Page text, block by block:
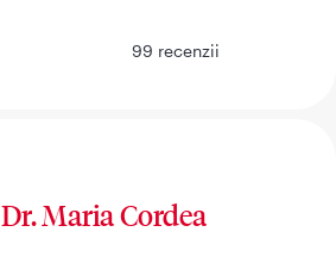
99 recenzii
Dr. Maria Cordea